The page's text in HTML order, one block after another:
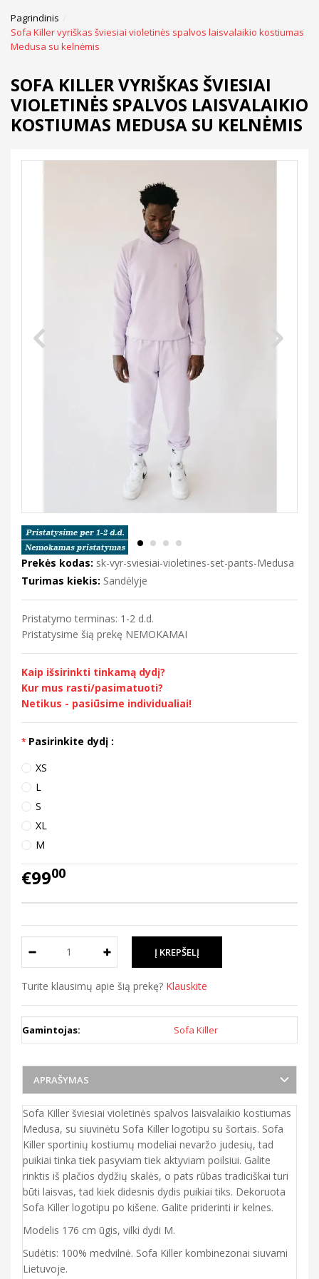
Pagrindinis
Sofa Killer vyriškas šviesiai violetinės spalvos laisvalaikio kostiumas
Medusa su kelnėmis
SOFA KILLER VYRIŠKAS ŠVIESIAI
VIOLETINĖS SPALVOS LAISVALAIKIO
KOSTIUMAS MEDUSA SU KELNĖMIS
Prekės kodas: sk-vyr-sviesiai-violetines-set-pants-Medusa
Turimas kiekis: Sandėlyje
Pristatymo terminas: 1-2 d.d.
Pristatysime šią prekę NEMOKAMAI
Kaip išsirinkti tinkamą dydį?
Kur mus rasti/pasimatuoti?
Netikus - pasiūsime individualiai!
Pasirinkite dydį :
XS
L
S
XL
M
€9900
Turite klausimų apie šią prekę? Klauskite
Gamintojas: Sofa Killer
APRAŠYMAS
Sofa Killer šviesiai violetinės spalvos laisvalaikio kostiumas
Medusa, su siuvinėtu Sofa Killer logotipu su šortais. Sofa
Killer sportinių kostiumų modeliai nevaržo judesių, tad
puikiai tinka tiek pasyviam tiek aktyviam poilsiui. Galite
rinktis iš plačios dydžių skalės, o pats rūbas tradiciškai turi
būti laisvas, tad kiek didesnis dydis puikiai tiks. Dekoruota
Sofa Killer logotipu po kišene. Galite priderinti ir kelnes.
Modelis 176 cm ūgis, vilki dydi M.
Sudėtis: 100% medvilnė. Sofa Killer kombinezonai siuvami
Lietuvoje.